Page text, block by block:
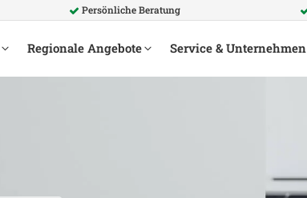
Persönliche Beratung
Regionale Angebote Service & Unternehmen